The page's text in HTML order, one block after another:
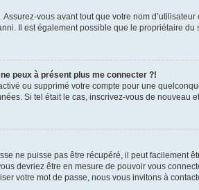
vous avant tout que votre nom
Il est également possible que le propriétaire
peux à présent plus me connecter ?!
ou supprimé votre compte pour une
Si tel était le cas, inscrivez-vous de nouveau
ne puisse pas être récupéré, il peut facilement
devriez être en mesure de pouvoir vous
votre mot de passe, nous vous invitons à